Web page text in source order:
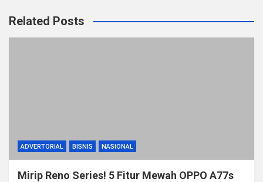
Related Posts
ADVERTORIAL BISNIS NASIONAL
Mirip Reno Series! 5 Fitur Mewah OPPO A77s